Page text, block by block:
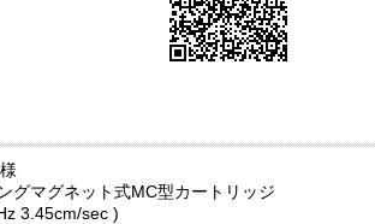
マグネット式MC型カートリッジ
3.45cm/sec )